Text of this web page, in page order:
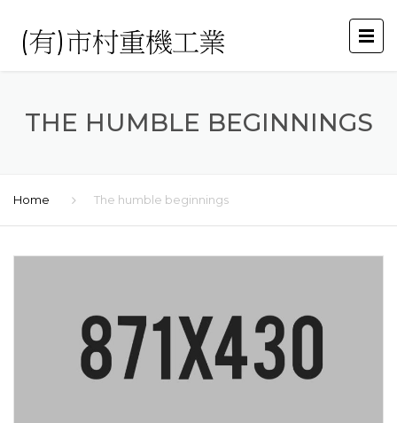
THE HUMBLE BEGINNINGS
Home The humble beginnings